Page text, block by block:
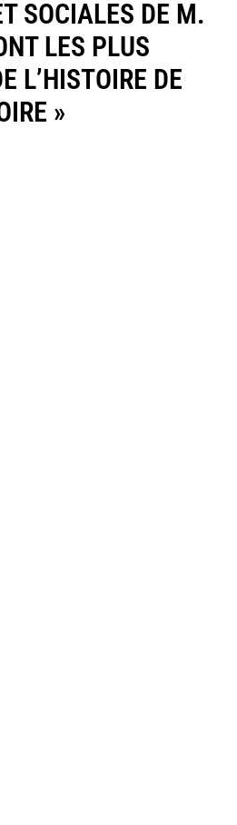
SOCIALES DE M.
LES PLUS
L’HISTOIRE DE
»